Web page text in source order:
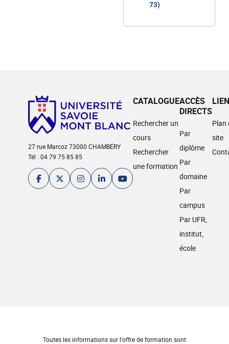
73)
27 rue Marcoz 73000 CHAMBÉRY
Tél : 04 79 75 85 85
CATALOGUE
Rechercher un
cours
Rechercher
une formation
ACCÈS
DIRECTS
Par
diplôme
Par
domaine
Par
campus
Par UFR,
institut,
école
Plan
site
Toutes les informations sur l'offre de formation sont